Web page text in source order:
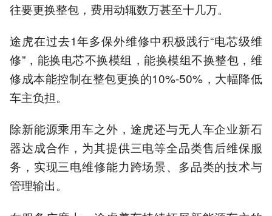
往要更换整包，费用动辄数万甚至十几万。
途虎在过去1年多保外维修中积极践行“电芯级维
修”，能换电芯不换模组，能换模组不换整包，维
修成本能控制在整包更换的10%-50%，大幅降低
车主负担。
除新能源乘用车之外，途虎还与无人车企业新石
器达成合作，为其提供三电等全品类售后维保服
务，实现三电维修能力跨场景、多品类的技术与
管理输出。